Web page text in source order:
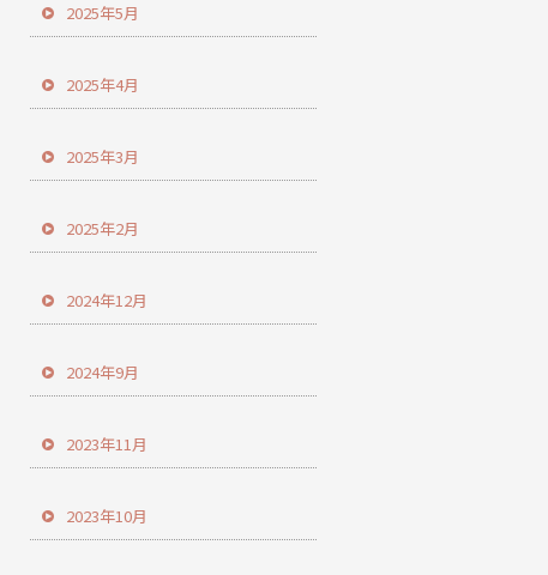
2025年5月
2025年4月
2025年3月
2025年2月
2024年12月
2024年9月
2023年11月
2023年10月